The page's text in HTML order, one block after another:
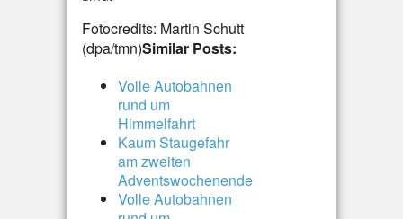
Fotocredits: Martin Schutt
(dpa/tmn)Similar Posts:
Volle Autobahnen
rund um
Himmelfahrt
Kaum Staugefahr
am zweiten
Adventswochenende
Volle Autobahnen